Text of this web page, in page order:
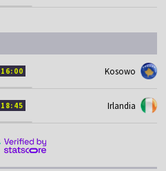
16:00 Kosowo
18:45 Irlandia